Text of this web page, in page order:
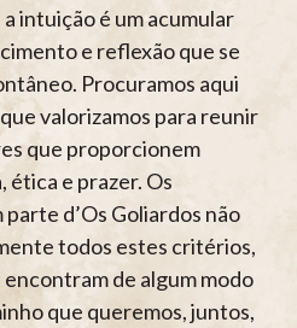
intuição é um acumular
e reflexão que se
Procuramos aqui
valorizamos para reunir
que proporcionem
ética e prazer. Os
d’Os Goliardos não
todos estes critérios,
encontram de algum modo
que queremos, juntos,